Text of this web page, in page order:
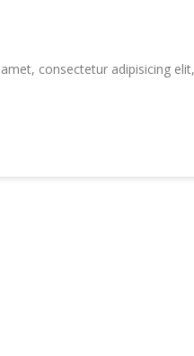
consectetur adipisicing